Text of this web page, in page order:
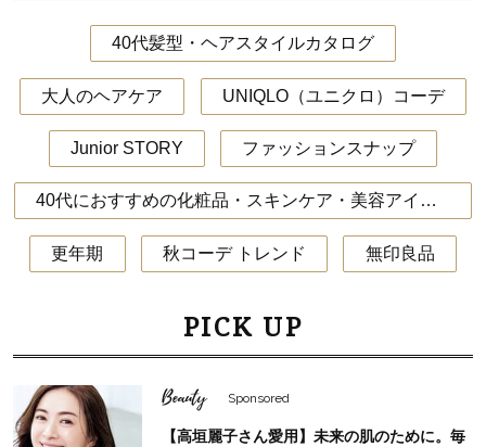
40代髪型・ヘアスタイルカタログ
大人のヘアケア UNIQLO（ユニクロ）コーデ
Junior STORY ファッションスナップ
40代におすすめの化粧品・スキンケア・美容アイテム
更年期 秋コーデ トレンド 無印良品
PICK UP
Beauty Sponsored
【高垣麗子さん愛用】未来の肌のために。毎